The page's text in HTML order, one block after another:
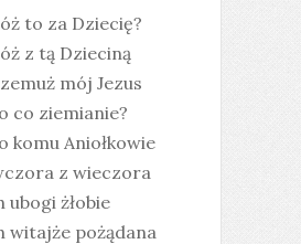
to za Dziecię?
z tą Dzieciną
mój Jezus
co ziemianie?
komu Aniołkowie
z wieczora
ubogi żłobie
witajże pożądana